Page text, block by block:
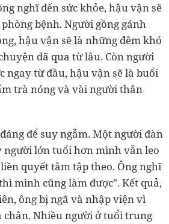
nghĩ đến sức khỏe, hậu vận sẽ
bệnh. Người gồng gánh
hậu vận sẽ là những đêm khó
đã qua từ lâu. Còn người
ngay từ đầu, hậu vận sẽ là buổi
trà nóng và vài người thân
để suy ngẫm. Một người đàn
lớn tuổi hơn mình vẫn leo
quyết tâm tập theo. Ông nghĩ
mình cũng làm được". Kết quả,
ông bị ngã và nhập viện vì
chân. Nhiều người ở tuổi trung